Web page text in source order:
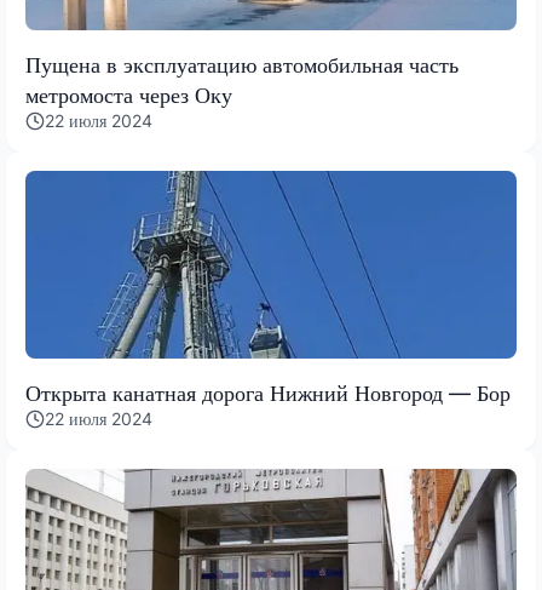
Пущена в эксплуатацию автомобильная часть
метромоста через Оку
22 июля 2024
Открыта канатная дорога Нижний Новгород — Бор
22 июля 2024